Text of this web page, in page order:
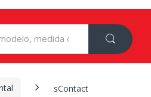
sContact